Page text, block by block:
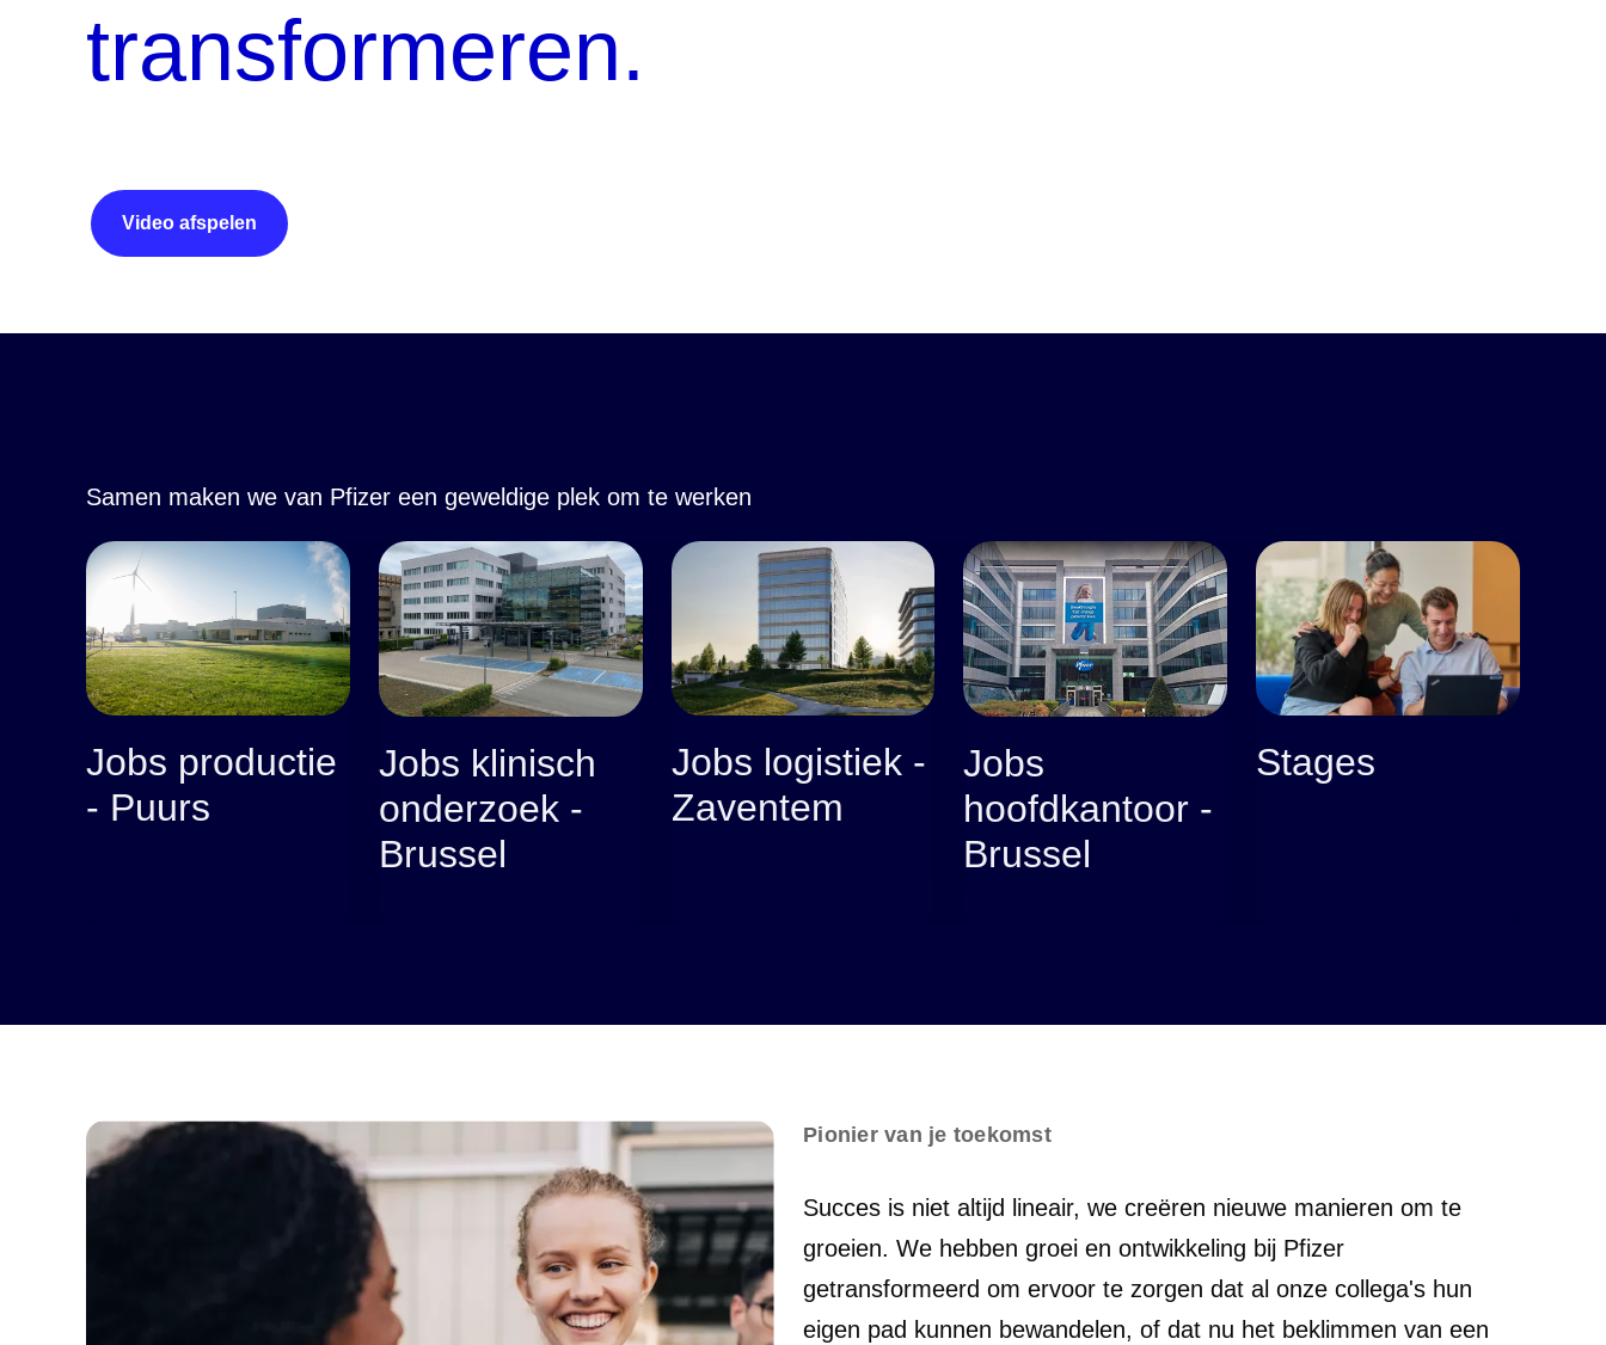
transformeren.
Video afspelen
Samen maken we van Pfizer een geweldige plek om te werken
Jobs productie
- Puurs
Jobs klinisch
onderzoek -
Brussel
Jobs logistiek -
Zaventem
Jobs
hoofdkantoor -
Brussel
Stages
Pionier van je toekomst
Succes is niet altijd lineair, we creëren nieuwe manieren om te
groeien. We hebben groei en ontwikkeling bij Pfizer
getransformeerd om ervoor te zorgen dat al onze collega's hun
eigen pad kunnen bewandelen, of dat nu het beklimmen van een